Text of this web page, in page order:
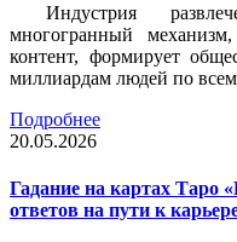
Индустрия
многогранный
контент, формирует
миллиардам людей по
Подробнее
20.05.2026
Гадание на картах Таро
ответов на пути к